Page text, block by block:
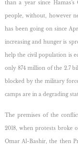
than a year since
people, without, however
has been going on since
increasing and hunger is
help the civil population is
only 874 million of the 2.7
blocked by the military
camps are in a degrading
The premises of the
2018, when protests broke
Omar Al-Bashir, the then